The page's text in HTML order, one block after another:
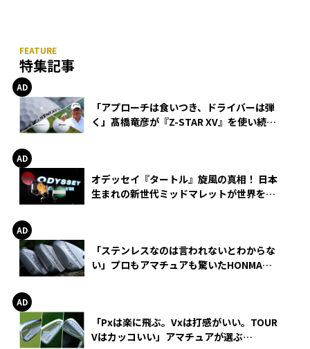
特集記事
「アプローチは食いつき、ドライバーは弾
く」髙橋竜彦が『Z-STAR XV』を使い続け
オデッセイ『タートル』旋風の真相！ 日本
生まれの新世代ミッドマレットが世界を席
「ステンレスなのは言われないとわからな
い」プロもアマチュアも驚いたHONMA
「Pxは楽に飛ぶ。Vxは打感がいい。TOUR
Vはカッコいい」アマチュアが選ぶ